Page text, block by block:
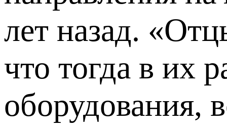
лет назад.
что тогда в их
оборудования,